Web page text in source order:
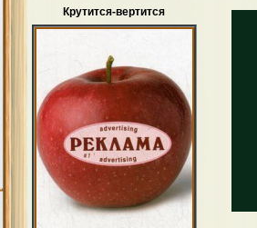
Крутится-вертится